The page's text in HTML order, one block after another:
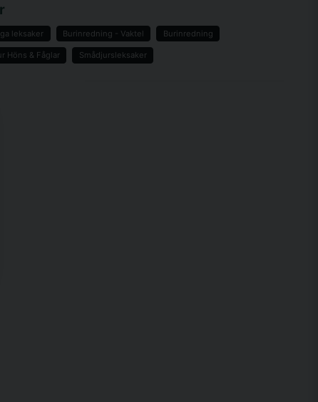
email
leksaker Burinredning - Vaktel Burinredning
Höns & Fåglar Smådjursleksaker